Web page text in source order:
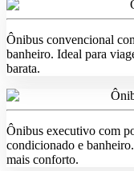
Ônibus convencional
banheiro. Ideal para
barata.
Ônibus executivo com
condicionado e
mais conforto.